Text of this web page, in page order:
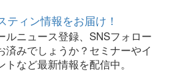
ティン情報をお届け！
ルニュース登録、SNSフォロー
済みでしょうか？セミナーやイ
トなど最新情報を配信中。